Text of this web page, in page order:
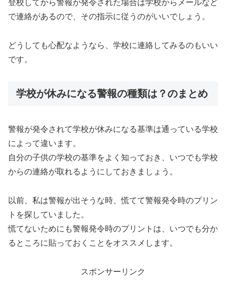
登校してから警報が発令された場合は学校からメールなど
で連絡があるので、その指示に従うのがいいでしょう。
どうしても心配なようなら、学校に連絡してみるのもいい
です。
学校が休みになる警報の種類は？のまとめ
警報が発令されて学校が休みになる基準は通っている学校
によって違います。
自分の子供の学校の基準をよく知っておき、いつでも学校
からの連絡が取れるようにしておきましょう。
以前、私は警報が出そうな時、慌てて警報発令時のプリン
トを探していました。
慌てないためにも警報発令時のプリントは、いつでも分か
るところに貼っておくことをオススメします。
スポンサーリンク